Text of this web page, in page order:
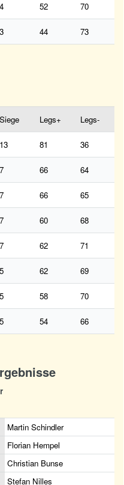
4 52 70
3 44 73
Siege Legs+ Legs-
13 81 36
7 66 64
7 66 65
7 60 68
7 62 71
5 62 69
5 58 70
5 54 66
Martin Schindler
Florian Hempel
Christian Bunse
Stefan Nilles